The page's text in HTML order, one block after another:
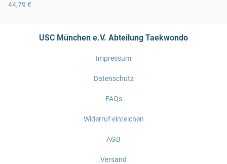
44,79 €
USC München e.V. Abteilung Taekwondo
Impressum
Datenschutz
FAQs
Widerruf einreichen
AGB
Versand